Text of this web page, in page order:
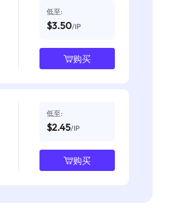
低至:
$3.50/IP
购买
低至:
$2.45/IP
购买